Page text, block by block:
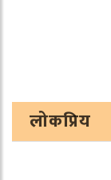
लोकप्रिय